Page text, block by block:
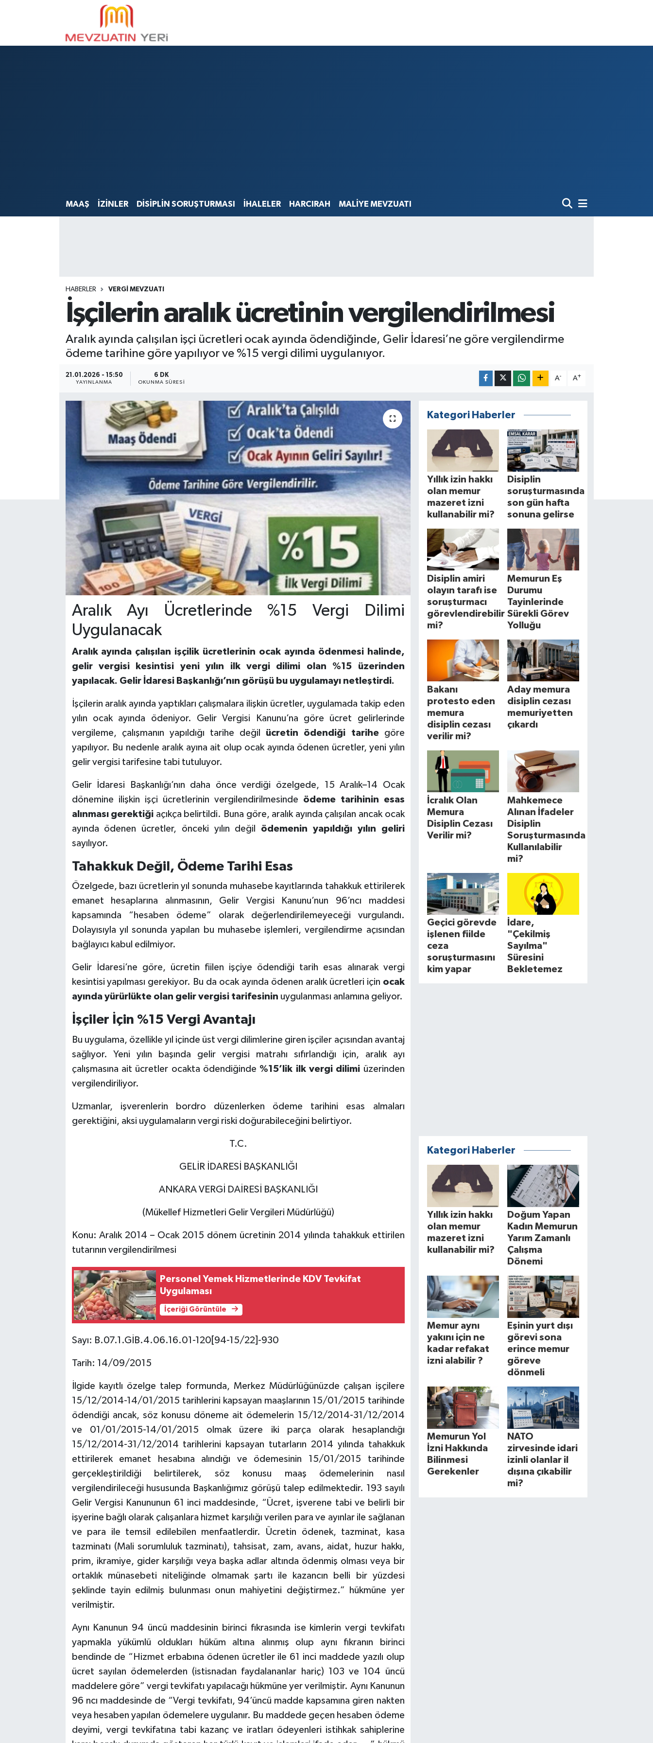
MAAŞ İZİNLER DİSİPLİN SORUŞTURMASI İHALELER HARCIRAH MALİYE MEVZUATI
HABERLER VERGİ MEVZUATI
İşçilerin aralık ücretinin vergilendirilmesi
Aralık ayında çalışılan işçi ücretleri ocak ayında ödendiğinde, Gelir İdaresi’ne göre vergilendirme
ödeme tarihine göre yapılıyor ve %15 vergi dilimi uygulanıyor.
21.01.2026 - 15:50
YAYINLANMA
6 DK
OKUNMA SÜRESI
A- A+
Aralık Ayı Ücretlerinde %15 Vergi Dilimi
Uygulanacak
Aralık ayında çalışılan işçilik ücretlerinin ocak ayında ödenmesi halinde,
gelir vergisi kesintisi yeni yılın ilk vergi dilimi olan %15 üzerinden
yapılacak. Gelir İdaresi Başkanlığı’nın görüşü bu uygulamayı netleştirdi.
İşçilerin aralık ayında yaptıkları çalışmalara ilişkin ücretler, uygulamada takip eden
yılın ocak ayında ödeniyor. Gelir Vergisi Kanunu’na göre ücret gelirlerinde
vergileme, çalışmanın yapıldığı tarihe değil ücretin ödendiği tarihegöre
yapılıyor. Bu nedenle aralık ayına ait olup ocak ayında ödenen ücretler, yeni yılın
gelir vergisi tarifesine tabi tutuluyor.
Gelir İdaresi Başkanlığı’nın daha önce verdiği özelgede, 15 Aralık–14 Ocak
dönemine ilişkin işçi ücretlerinin vergilendirilmesinde ödeme tarihinin esas
alınması gerektiği açıkça belirtildi. Buna göre, aralık ayında çalışılan ancak ocak
ayında ödenen ücretler, önceki yılın değil ödemenin yapıldığı yılın geliri
sayılıyor.
Tahakkuk Değil, Ödeme Tarihi Esas
Özelgede, bazı ücretlerin yıl sonunda muhasebe kayıtlarında tahakkuk ettirilerek
emanet hesaplarına alınmasının, Gelir Vergisi Kanunu’nun 96’ncı maddesi
kapsamında “hesaben ödeme” olarak değerlendirilemeyeceği vurgulandı.
Dolayısıyla yıl sonunda yapılan bu muhasebe işlemleri, vergilendirme açısından
bağlayıcı kabul edilmiyor.
Gelir İdaresi’ne göre, ücretin fiilen işçiye ödendiği tarih esas alınarak vergi
kesintisi yapılması gerekiyor. Bu da ocak ayında ödenen aralık ücretleri için ocak
ayında yürürlükte olan gelir vergisi tarifesinin uygulanması anlamına geliyor.
İşçiler İçin %15 Vergi Avantajı
Bu uygulama, özellikle yıl içinde üst vergi dilimlerine giren işçiler açısından avantaj
sağlıyor. Yeni yılın başında gelir vergisi matrahı sıfırlandığı için, aralık ayı
çalışmasına ait ücretler ocakta ödendiğinde %15’lik ilk vergi dilimi üzerinden
vergilendiriliyor.
Uzmanlar, işverenlerin bordro düzenlerken ödeme tarihini esas almaları
gerektiğini, aksi uygulamaların vergi riski doğurabileceğini belirtiyor.
T.C.
GELİR İDARESİ BAŞKANLIĞI
ANKARA VERGİ DAİRESİ BAŞKANLIĞI
(Mükellef Hizmetleri Gelir Vergileri Müdürlüğü)
Konu: Aralık 2014 – Ocak 2015 dönem ücretinin 2014 yılında tahakkuk ettirilen
tutarının vergilendirilmesi
Personel Yemek Hizmetlerinde KDV Tevkifat
Uygulaması
İçeriği Görüntüle
Sayı: B.07.1.GİB.4.06.16.01-120[94-15/22]-930
Tarih: 14/09/2015
İlgide kayıtlı özelge talep formunda, Merkez Müdürlüğünüzde çalışan işçilere
15/12/2014-14/01/2015 tarihlerini kapsayan maaşlarının 15/01/2015 tarihinde
ödendiği ancak, söz konusu döneme ait ödemelerin 15/12/2014-31/12/2014
ve 01/01/2015-14/01/2015 olmak üzere iki parça olarak hesaplandığı
15/12/2014-31/12/2014 tarihlerini kapsayan tutarların 2014 yılında tahakkuk
ettirilerek emanet hesabına alındığı ve ödemesinin 15/01/2015 tarihinde
gerçekleştirildiği belirtilerek, söz konusu maaş ödemelerinin nasıl
vergilendirileceği hususunda Başkanlığımız görüşü talep edilmektedir. 193 sayılı
Gelir Vergisi Kanununun 61 inci maddesinde, “Ücret, işverene tabi ve belirli bir
işyerine bağlı olarak çalışanlara hizmet karşılığı verilen para ve ayınlar ile sağlanan
ve para ile temsil edilebilen menfaatlerdir. Ücretin ödenek, tazminat, kasa
tazminatı (Mali sorumluluk tazminatı), tahsisat, zam, avans, aidat, huzur hakkı,
prim, ikramiye, gider karşılığı veya başka adlar altında ödenmiş olması veya bir
ortaklık münasebeti niteliğinde olmamak şartı ile kazancın belli bir yüzdesi
şeklinde tayin edilmiş bulunması onun mahiyetini değiştirmez.” hükmüne yer
verilmiştir.
Aynı Kanunun 94 üncü maddesinin birinci fıkrasında ise kimlerin vergi tevkifatı
yapmakla yükümlü oldukları hüküm altına alınmış olup aynı fıkranın birinci
bendinde de “Hizmet erbabına ödenen ücretler ile 61 inci maddede yazılı olup
ücret sayılan ödemelerden (istisnadan faydalananlar hariç) 103 ve 104 üncü
maddelere göre” vergi tevkifatı yapılacağı hükmüne yer verilmiştir. Aynı Kanunun
96 ncı maddesinde de “Vergi tevkifatı, 94’üncü madde kapsamına giren nakten
veya hesaben yapılan ödemelere uygulanır. Bu maddede geçen hesaben ödeme
deyimi, vergi tevkifatına tabi kazanç ve iratları ödeyenleri istihkak sahiplerine
Kategori Haberler
Yıllık izin hakkı
olan memur
mazeret izni
kullanabilir mi?
Disiplin
soruşturmasında
son gün hafta
sonuna gelirse
Disiplin amiri
olayın tarafı ise
soruşturmacı
görevlendirebilir
mi?
Memurun Eş
Durumu
Tayinlerinde
Sürekli Görev
Yolluğu
Bakanı
protesto eden
memura
disiplin cezası
verilir mi?
Aday memura
disiplin cezası
memuriyetten
çıkardı
İcralık Olan
Memura
Disiplin Cezası
Verilir mi?
Mahkemece
Alınan İfadeler
Disiplin
Soruşturmasında
Kullanılabilir
mi?
Geçici görevde
işlenen fiilde
ceza
soruşturmasını
kim yapar
İdare,
"Çekilmiş
Sayılma"
Süresini
Bekletemez
Kategori Haberler
Yıllık izin hakkı
olan memur
mazeret izni
kullanabilir mi?
Doğum Yapan
Kadın Memurun
Yarım Zamanlı
Çalışma
Dönemi
Memur aynı
yakını için ne
kadar refakat
izni alabilir ?
Eşinin yurt dışı
görevi sona
erince memur
göreve
dönmeli
Memurun Yol
İzni Hakkında
Bilinmesi
Gerekenler
NATO
zirvesinde idari
izinli olanlar il
dışına çıkabilir
mi?